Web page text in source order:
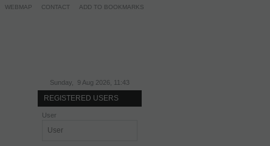
WEBMAP CONTACT ADD TO BOOKMARKS
Sunday, 9 Aug 2026, 11:43
REGISTERED USERS
User